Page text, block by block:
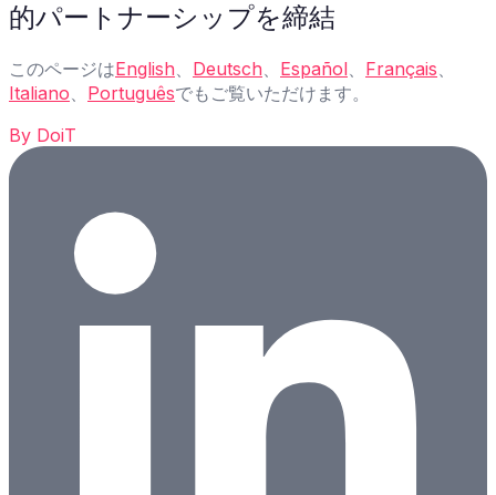
的パートナーシップを締結
このページはEnglish Deutsch Español Français
Italiano
Portuguêsでもご覧いただけます。
By DoiT